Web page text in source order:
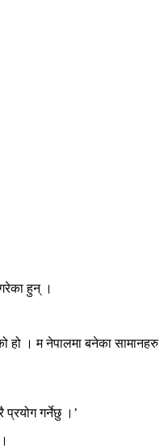
हुन् ।
हो । म नेपालमा बनेका सामानहरु
गर्नेछु ।’